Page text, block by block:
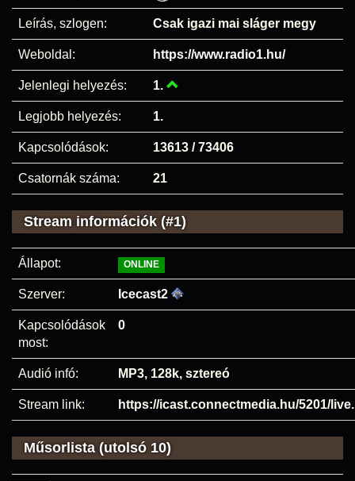
Leírás, szlogen: Csak igazi mai sláger megy
Weboldal: https://www.radio1.hu/
Jelenlegi helyezés: 1.
Legjobb helyezés: 1.
Kapcsolódások: 13613 / 73406
Csatornák száma: 21
Stream információk (#1)
Állapot: ONLINE
Szerver: Icecast2
Kapcsolódások
most:
0
Audió infó: MP3, 128k, sztereó
Stream link: https://icast.connectmedia.hu/5201/
Műsorlista (utolsó 10)